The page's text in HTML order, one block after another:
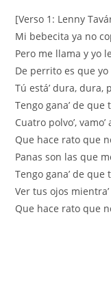
[Verso 1: Lenny
Mi bebecita ya no
Pero me llama y yo
De perrito es que
Tú está’ dura, dura,
Tengo gana’ de que
Cuatro polvo’,
Que hace rato que
Panas son las que
Tengo gana’ de que
Ver tus ojos mientra’
Que hace rato que